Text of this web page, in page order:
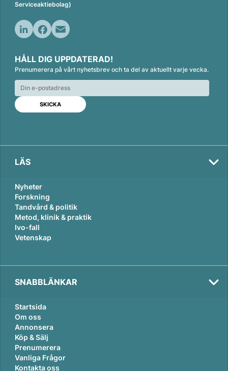
Serviceaktiebolag)
n
k
e
d
n
c
e
b
o
o
k
a
i
l
HÅLL DIG UPPDATERAD!
Prenumerera på vårt nyhetsbrev och ta del av aktuellt varje vecka.
LÄS
Nyheter
Forskning
Tandvård & politik
Metod, klinik & praktik
Ivo-fall
Vetenskap
SNABBLÄNKAR
Startsida
Om oss
Annonsera
Köp & Sälj
Prenumerera
Vanliga Frågor
Kontakta oss